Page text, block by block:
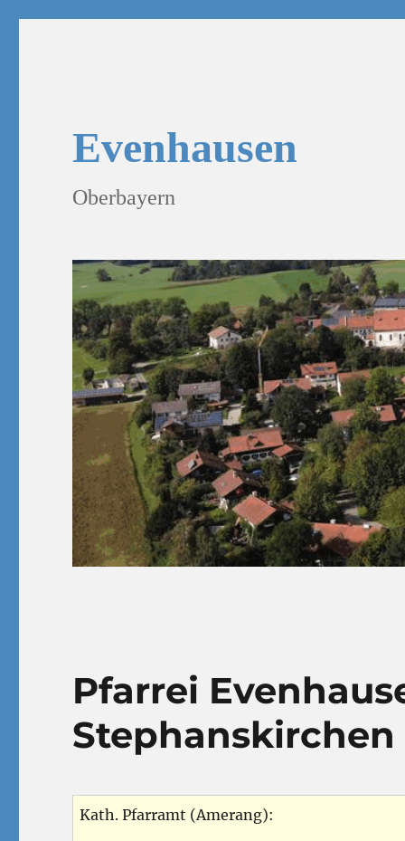
Evenhausen
Oberbayern
Pfarrei
Stephanskirchen
Kath. Pfarramt (Amerang):